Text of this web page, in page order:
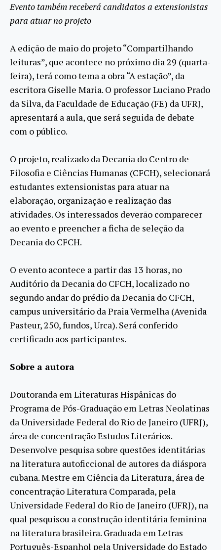
Evento também receberá candidatos a extensionistas
para atuar no projeto
A edição de maio do projeto “Compartilhando
leituras”, que acontece no próximo dia 29 (quarta-
feira), terá como tema a obra “A estação”, da
escritora Giselle Maria. O professor Luciano Prado
da Silva, da Faculdade de Educação (FE) da UFRJ,
apresentará a aula, que será seguida de debate
com o público.
O projeto, realizado da Decania do Centro de
Filosofia e Ciências Humanas (CFCH), selecionará
estudantes extensionistas para atuar na
elaboração, organização e realização das
atividades. Os interessados deverão comparecer
ao evento e preencher a ficha de seleção da
Decania do CFCH.
O evento acontece a partir das 13 horas, no
Auditório da Decania do CFCH, localizado no
segundo andar do prédio da Decania do CFCH,
campus universitário da Praia Vermelha (Avenida
Pasteur, 250, fundos, Urca). Será conferido
certificado aos participantes.
Sobre a autora
Doutoranda em Literaturas Hispânicas do
Programa de Pós-Graduação em Letras Neolatinas
da Universidade Federal do Rio de Janeiro (UFRJ),
área de concentração Estudos Literários.
Desenvolve pesquisa sobre questões identitárias
na literatura autoficcional de autores da diáspora
cubana. Mestre em Ciência da Literatura, área de
concentração Literatura Comparada, pela
Universidade Federal do Rio de Janeiro (UFRJ), na
qual pesquisou a construção identitária feminina
na literatura brasileira. Graduada em Letras
Português-Espanhol pela Universidade do Estado